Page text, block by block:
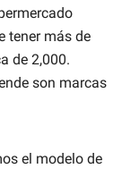
tener más de
de 2,000.
son marcas
el modelo de